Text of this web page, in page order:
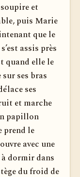
et
puis Marie
que le
assis près
quand elle le
ses bras
ses
et marche
papillon
prend le
avec une
dormir dans
du froid de